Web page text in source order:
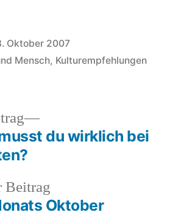
Oktober 2007
Mensch, Kulturempfehlungen
Beitrag
Beitrag:
Oktober
Nächster
Beitrag:
du wirklich bei